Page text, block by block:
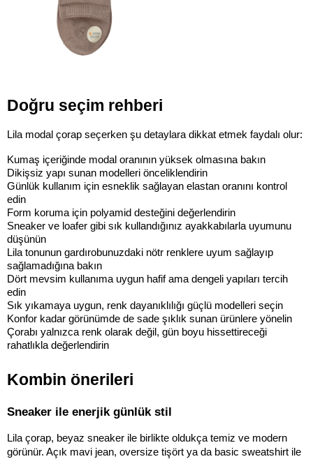
Doğru seçim rehberi
Lila modal çorap seçerken şu detaylara dikkat etmek faydalı olur:
Kumaş içeriğinde modal oranının yüksek olmasına bakın
Dikişsiz yapı sunan modelleri önceliklendirin
Günlük kullanım için esneklik sağlayan elastan oranını kontrol
edin
Form koruma için polyamid desteğini değerlendirin
Sneaker ve loafer gibi sık kullandığınız ayakkabılarla uyumunu
düşünün
Lila tonunun gardırobunuzdaki nötr renklere uyum sağlayıp
sağlamadığına bakın
Dört mevsim kullanıma uygun hafif ama dengeli yapıları tercih
edin
Sık yıkamaya uygun, renk dayanıklılığı güçlü modelleri seçin
Konfor kadar görünümde de sade şıklık sunan ürünlere yönelin
Çorabı yalnızca renk olarak değil, gün boyu hissettireceği
rahatlıkla değerlendirin
Kombin önerileri
Sneaker ile enerjik günlük stil
Lila çorap, beyaz sneaker ile birlikte oldukça temiz ve modern
görünür. Açık mavi jean, oversize tişört ya da basic sweatshirt ile